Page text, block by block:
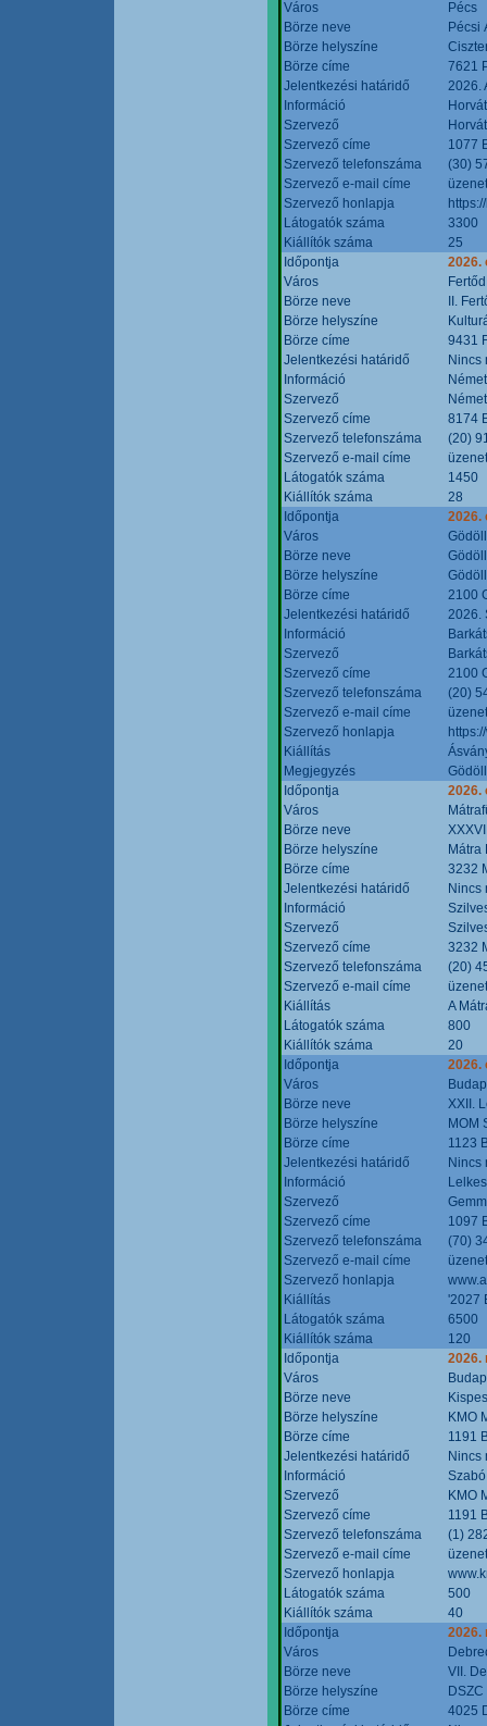
Város
Pécs
Börze neve
Pécsi
Börze helyszíne
Börze címe
7621
Jelentkezési határidő
2026.
Információ
Szervező
Szervező címe
1077
Szervező telefonszáma
(30)
Szervező e-mail címe
Szervező honlapja
Látogatók száma
3300
Kiállítók száma
25
Időpontja
2026.
Város
Fertőd
Börze neve
II.
Börze helyszíne
Börze címe
9431
Jelentkezési határidő
Nincs
Információ
Szervező
Szervező címe
8174
Szervező telefonszáma
(20)
Szervező e-mail címe
Látogatók száma
1450
Kiállítók száma
28
Időpontja
2026.
Város
Börze neve
Börze helyszíne
Börze címe
2100
Jelentkezési határidő
2026.
Információ
Szervező
Szervező címe
2100
Szervező telefonszáma
(20)
Szervező e-mail címe
Szervező honlapja
Kiállítás
Megjegyzés
Időpontja
2026.
Város
Börze neve
Börze helyszíne
Mátra
Börze címe
3232
Jelentkezési határidő
Nincs
Információ
Szervező
Szervező címe
3232
Szervező telefonszáma
(20)
Szervező e-mail címe
Kiállítás
A
Látogatók száma
800
Kiállítók száma
20
Időpontja
2026.
Város
Börze neve
XXII.
Börze helyszíne
MOM
Börze címe
1123
Jelentkezési határidő
Nincs
Információ
Szervező
Szervező címe
1097
Szervező telefonszáma
(70)
Szervező e-mail címe
Szervező honlapja
Kiállítás
'2027
Látogatók száma
6500
Kiállítók száma
120
Időpontja
2026.
Város
Börze neve
Börze helyszíne
KMO
Börze címe
1191
Jelentkezési határidő
Nincs
Információ
Szervező
KMO
Szervező címe
1191
Szervező telefonszáma
(1)
Szervező e-mail címe
Szervező honlapja
Látogatók száma
500
Kiállítók száma
40
Időpontja
2026.
Város
Börze neve
VII.
Börze helyszíne
Börze címe
4025